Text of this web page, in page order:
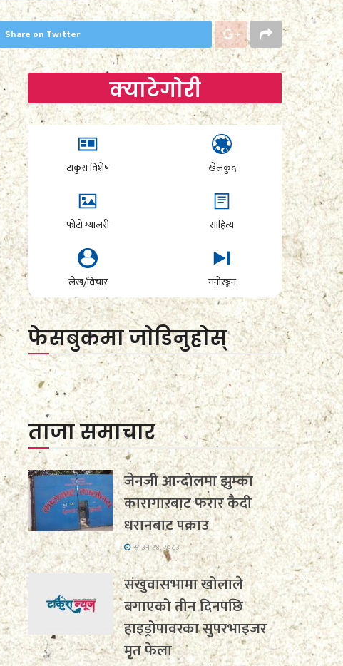
Share on Twitter
क्याटेगाेरी
टाकुरा विशेष खेलकुद
फोटो ग्यालरी साहित्य
लेख/विचार मनोरञ्जन
फेसबुकमा जाेडिनुहाेस्
ताजा समाचार
जेनजी आन्दोलमा झुम्का
कारागारबाट फरार कैदी
धरानबाट पक्राउ
साउन २४, २०८३
संखुवासभामा खोलाले
बगाएको तीन दिनपछि
हाइड्रोपावरका सुपरभाइजर
मृत फेला